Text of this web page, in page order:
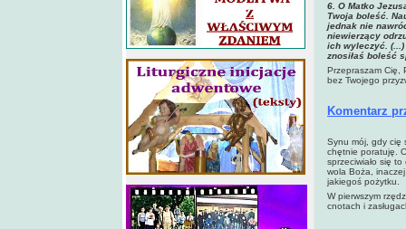
6 . O Matko
Twoja boleść.
jednak nie
niewierzący
ich wyleczyć. (...)
znosiłaś boleść
Przepraszam Cię,
bez Twojego
Komentarz
Synu mój, gdy cię
chętnie poratuję.
sprzeciwiało się
wola Boża,
jakiegoś pożytku.
W pierwszym
cnotach i